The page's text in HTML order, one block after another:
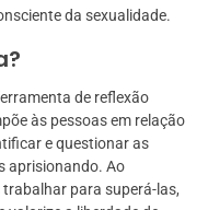
da sexualidade.
de reflexão
às pessoas em relação
e questionar as
aprisionando. Ao
para superá-las,